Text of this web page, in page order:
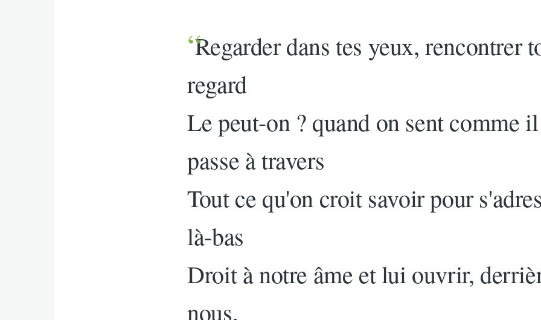
Regarder dans tes yeux, rencontrer
regard
Le peut-on ? quand on sent comme il
passe à travers
Tout ce qu'on croit savoir pour
là-bas
Droit à notre âme et lui ouvrir,
nous,